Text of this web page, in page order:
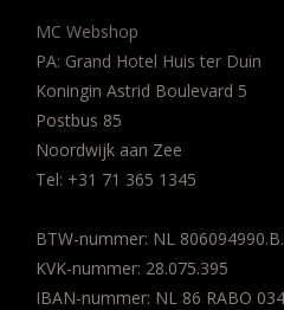
MC Webshop
PA: Grand Hotel Huis ter Duin
Koningin Astrid Boulevard 5
Postbus 85
Noordwijk aan Zee
Tel: +31 71 365 1345
BTW-nummer: NL
KVK-nummer: 28.075.395
IBAN-nummer: NL 86 RABO